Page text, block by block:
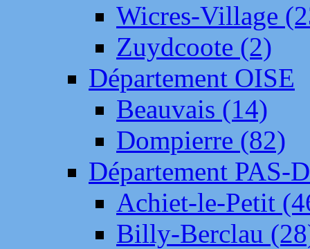
Wicres-Village
Zuydcoote (2)
Département OISE
Beauvais (14)
Dompierre (82)
Département PAS-
Achiet-le-Petit
Billy-Berclau